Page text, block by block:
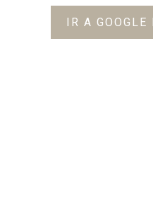
IR A GOOGLE